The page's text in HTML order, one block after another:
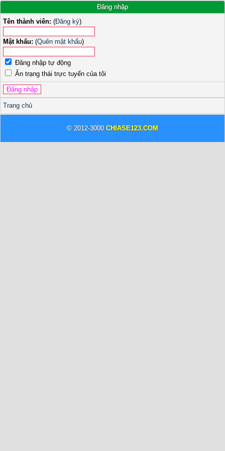
Đăng nhập
Tên thành viên: (Đăng ký)
Mật khẩu: (Quên mật khẩu)
Đăng nhập tự động
Ẩn trạng thái trực tuyến của tôi
Trang chủ
© 2012-3000 CHIASE123.COM